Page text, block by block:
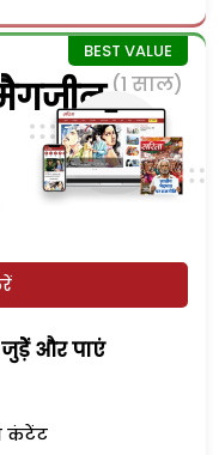
(1 साल)
जुड़ेें और पाएं
कंटेंट